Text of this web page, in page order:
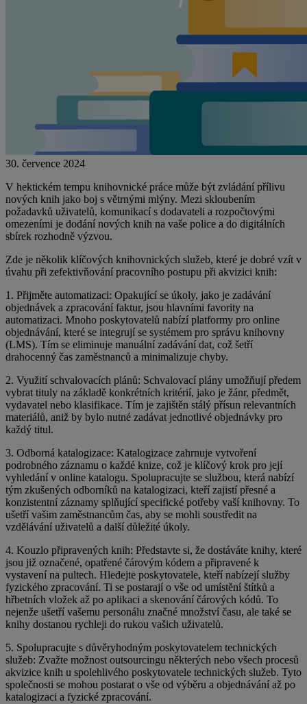
30. července 2024
V hektickém tempu knihovnické práce může být zvládání přílivu
nových knih jako boj s větrnými mlýny. Mezi skloubením
požadavků uživatelů, komunikací s dodavateli a rozpočtovými
omezeními je dodání nových knih na vaše police a do digitálních
sbírek rozhodně výzvou.
Zde je několik klíčových knihovnických služeb, které je dobré vzít v
úvahu při zefektivňování pracovního postupu při akvizici knih:
1. Přijměte automatizaci: Opakující se úkoly, jako je zadávání
objednávek a zpracování faktur, jsou hlavními favority na
automatizaci. Mnoho poskytovatelů nabízí platformy pro online
objednávání, které se integrují se systémem pro správu knihovny
(LMS). Tím se eliminuje manuální zadávání dat, což šetří
drahocenný čas zaměstnanců a minimalizuje chyby.
2. Využití schvalovacích plánů: Schvalovací plány umožňují předem
vybrat tituly na základě konkrétních kritérií, jako je žánr, předmět,
vydavatel nebo klasifikace. Tím je zajištěn stálý přísun relevantních
materiálů, aniž by bylo nutné zadávat jednotlivé objednávky pro
každý titul.
3. Odborná katalogizace: Katalogizace zahrnuje vytvoření
podrobného záznamu o každé knize, což je klíčový krok pro její
vyhledání v online katalogu. Spolupracujte se službou, která nabízí
tým zkušených odborníků na katalogizaci, kteří zajistí přesné a
konzistentní záznamy splňující specifické potřeby vaší knihovny. To
ušetří vašim zaměstnancům čas, aby se mohli soustředit na
vzdělávání uživatelů a další důležité úkoly.
4. Kouzlo připravených knih: Představte si, že dostáváte knihy, které
jsou již označené, opatřené čárovým kódem a připravené k
vystavení na pultech. Hledejte poskytovatele, kteří nabízejí služby
fyzického zpracování. Ti se postarají o vše od umístění štítků a
hřbetních vložek až po aplikaci a skenování čárových kódů. To
nejenže ušetří vašemu personálu značné množství času, ale také se
knihy dostanou rychleji do rukou vašich uživatelů.
5. Spolupracujte s důvěryhodným poskytovatelem technických
služeb: Zvažte možnost outsourcingu některých nebo všech procesů
akvizice knih u spolehlivého poskytovatele technických služeb. Tyto
společnosti se mohou postarat o vše od výběru a objednávání až po
katalogizaci a fyzické zpracování.